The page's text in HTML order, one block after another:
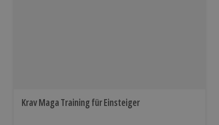
Krav Maga Training für Einsteiger